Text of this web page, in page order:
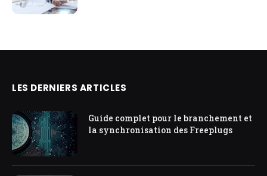
LES DERNIERS ARTICLES
Guide complet pour le branchement et
la synchronisation des Freeplugs